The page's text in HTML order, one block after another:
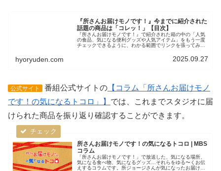
『所さんお届けモノです！』今までに紹介された
話題の商品は「コレッ！」【目次】
『所さんお届けモノです！』で紹介された箱の中の「人気
の食品、気になる便利グッズや人気アイテム」をもう一度
チェックできるように、わかる範囲でリンクを張ってみま
hyoryuden.com 2025.09.27
公式サイト 番組公式サイトの 【コラム「所さんお届けモノ
です！の気になるトコロ」】 では、これまでスタジオに届
けられた商品を振り返り確認することができます。
所さんお届けモノです！の気になるトコロ | MBS
コラム
「所さんお届けモノです！」で放送した、気になる場所、
気になる食べ物、気になるグッズ…それらをゆる〜くお伝
えするコラムです。所ジョージさんが気になったお届けモ